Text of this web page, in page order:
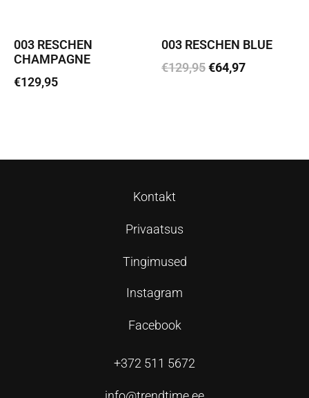
003 RESCHEN
CHAMPAGNE
€129,95
003 RESCHEN BLUE
€129,95€64,97
Kontakt
Privaatsus
Tingimused
Instagram
Facebook
+372 511 5672